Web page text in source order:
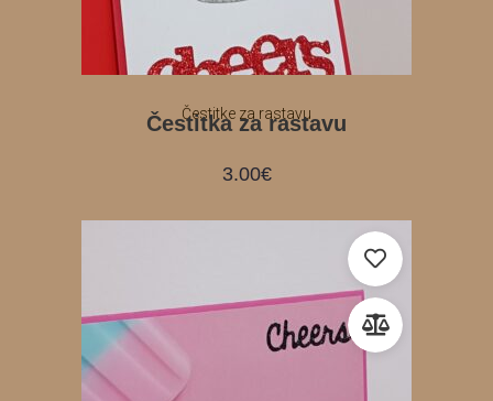
Čestitke za rastavu
Čestitka za rastavu
3.00€